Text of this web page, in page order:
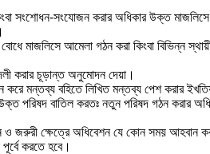
সংশোধন-সংযোজন করার অধিকার উক্ত মাজলিসে
মাজলিসে আমেলা গঠন করা কিংবা বিভিন্ন
করার চূড়ান্ত অনুমোদন দেয়া।
করে মন্তব্য বহিতে লিখিত মন্তব্য পেশ করার
পরিষদ বাতিল করতঃ নতুন পরিষদ গঠন করার
জরুরী ক্ষেত্রে অধিবেশন যে কোন সময় আহবান
করতে হবে।